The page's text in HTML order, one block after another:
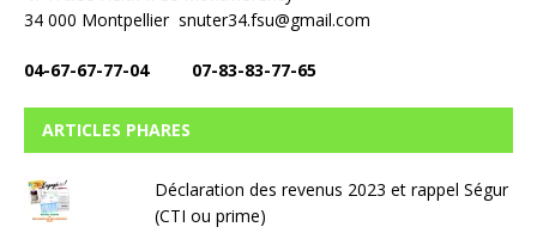
34 000 Montpellier snuter34.fsu@gmail.com
04-67-67-77-04 07-83-83-77-65
ARTICLES PHARES
Déclaration des revenus 2023 et rappel Ségur
(CTI ou prime)